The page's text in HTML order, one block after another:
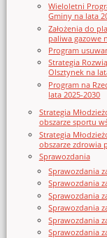
Wieloletni
Gminy na lata
Założenia do
paliwa gazowe
Program
Strategia
Olsztynek na
Program na
lata 2025-2030
Strategia
obszarze sportu
Strategia
obszarze zdrowia
Sprawozdania
Sprawozdania
Sprawozdania
Sprawozdania
Sprawozdania
Sprawozdania
Sprawozdania